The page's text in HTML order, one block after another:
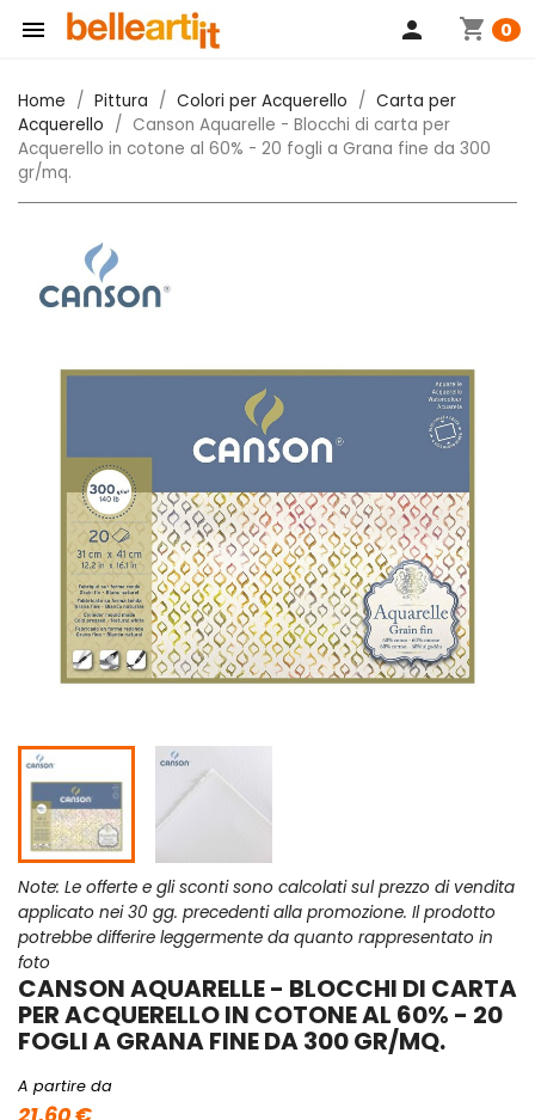
 shopping_cart 0
person
Home Pittura Colori per Acquerello
Carta per
Acquerello
Canson Aquarelle - Blocchi di carta per
Acquerello in cotone al 60% - 20 fogli a Grana fine da 300
gr/mq.
Note: Le offerte e gli sconti sono calcolati sul prezzo di vendita
applicato nei 30 gg. precedenti alla promozione. Il prodotto
potrebbe differire leggermente da quanto rappresentato in
foto
CANSON AQUARELLE - BLOCCHI DI CARTA
PER ACQUERELLO IN COTONE AL 60% - 20
FOGLI A GRANA FINE DA 300 GR/MQ.
A partire da